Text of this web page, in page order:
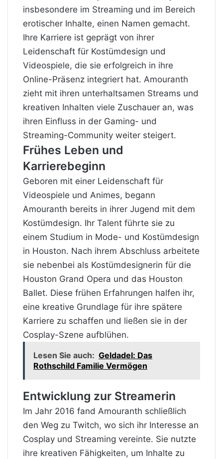
insbesondere im Streaming und im Bereich
erotischer Inhalte, einen Namen gemacht.
Ihre Karriere ist geprägt von ihrer
Leidenschaft für Kostümdesign und
Videospiele, die sie erfolgreich in ihre
Online-Präsenz integriert hat. Amouranth
zieht mit ihren unterhaltsamen Streams und
kreativen Inhalten viele Zuschauer an, was
ihren Einfluss in der Gaming- und
Streaming-Community weiter steigert.
Frühes Leben und
Karrierebeginn
Geboren mit einer Leidenschaft für
Videospiele und Animes, begann
Amouranth bereits in ihrer Jugend mit dem
Kostümdesign. Ihr Talent führte sie zu
einem Studium in Mode- und Kostümdesign
in Houston. Nach ihrem Abschluss arbeitete
sie nebenbei als Kostümdesignerin für die
Houston Grand Opera und das Houston
Ballet. Diese frühen Erfahrungen halfen ihr,
eine kreative Grundlage für ihre spätere
Karriere zu schaffen und ließen sie in der
Cosplay-Szene aufblühen.
Lesen Sie auch: Geldadel: Das
Rothschild Familie Vermögen
Entwicklung zur Streamerin
Im Jahr 2016 fand Amouranth schließlich
den Weg zu Twitch, wo sich ihr Interesse an
Cosplay und Streaming vereinte. Sie nutzte
ihre kreativen Fähigkeiten, um Inhalte zu